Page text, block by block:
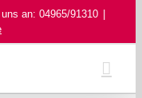
an: 04965/91310